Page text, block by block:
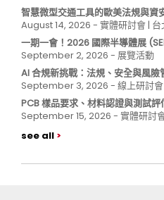
智慧微型交通工具的歐美法規與資
August 14, 2026 - 實體研討會 | 台
一期一會！2026 國際半導體展
September 2, 2026 - 展覽活動
AI 合規新挑戰：法規、安全與風險
September 3, 2026 - 線上研討會
PCB 樣品要求、材料認證與測試評
September 15, 2026 - 實體研討
see all